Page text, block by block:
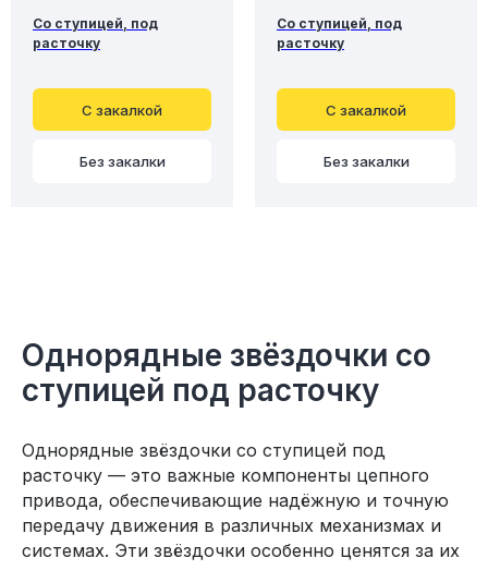
Со ступицей, под
расточку
С закалкой
Без закалки
Со ступицей, под
расточку
С закалкой
Без закалки
Однорядные звёздочки со
ступицей под расточку
Однорядные звёздочки со ступицей под
расточку — это важные компоненты цепного
привода, обеспечивающие надёжную и точную
передачу движения в различных механизмах и
системах. Эти звёздочки особенно ценятся за их